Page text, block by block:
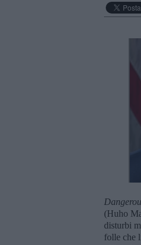
(Huho
disturbi
folle che